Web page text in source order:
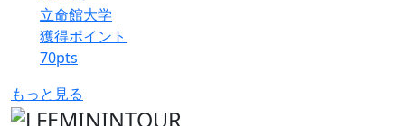
立命館大学
獲得ポイント
70pts
もっと見る